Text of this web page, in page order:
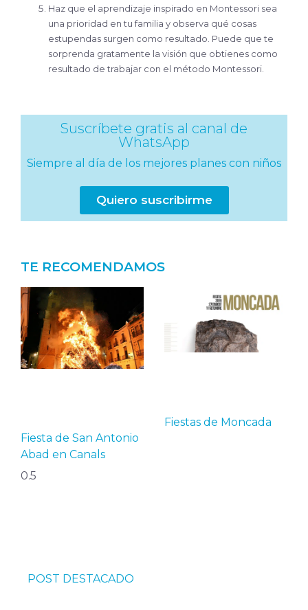
Haz que el aprendizaje inspirado en Montessori sea
una prioridad en tu familia y observa qué cosas
estupendas surgen como resultado. Puede que te
sorprenda gratamente la visión que obtienes como
resultado de trabajar con el método Montessori.
Suscríbete gratis al canal de
WhatsApp
Siempre al día de los mejores planes con niños
Quiero suscribirme
TE RECOMENDAMOS
Fiesta de San Antonio
Abad en Canals
Fiestas de Moncada
POST DESTACADO